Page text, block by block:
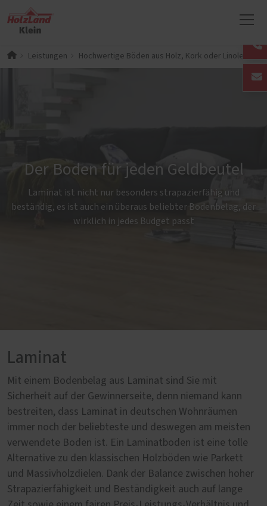
Leistungen Hochwertige Böden aus Holz, Kork oder Linoleum für
Der Boden für jeden Geldbeutel
Laminat ist nicht nur besonders strapazierfähig und
beständig, es ist auch ein überaus beliebter Bodenbelag, der
wirklich in jedes Budget passt
Laminat
Mit einem Bodenbelag aus Laminat sind Sie mit
Sicherheit auf der Gewinnerseite, denn niemand kann
bestreiten, dass Laminat in deutschen Wohnräumen
immer noch der beliebteste und deswegen am meisten
verwendete Boden ist. Ein Laminatboden ist eine tolle
Alternative zu den klassischen Holzböden wie Parkett
und Massivholzdielen. Dank der Balance zwischen hoher
Strapazierfähigkeit und Beständigkeit auch auf lange